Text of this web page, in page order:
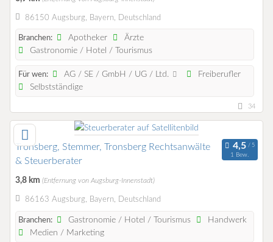
86150 Augsburg, Bayern, Deutschland
Branchen: Apotheker
Ärzte
Gastronomie / Hotel / Tourismus
Für wen: AG / SE / GmbH / UG / Ltd.
Freiberufler
Selbstständige
34
Tronsberg, Stemmer, Tronsberg Rechtsanwälte
& Steuerberater
1 Bew.
3,8 km (Entfernung von Augsburg-Innenstadt)
86163 Augsburg, Bayern, Deutschland
Branchen: Gastronomie / Hotel / Tourismus
Handwerk
Medien / Marketing